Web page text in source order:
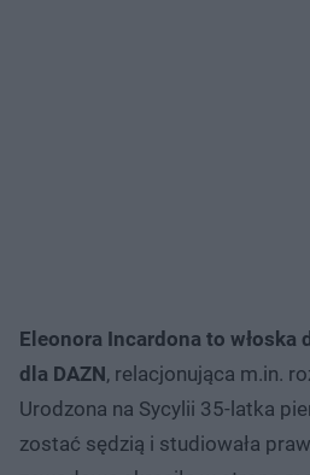
Eleonora Incardona to włoska
dla DAZN, relacjonująca m.in.
Urodzona na Sycylii 35-latka
zostać sędzią i studiowała